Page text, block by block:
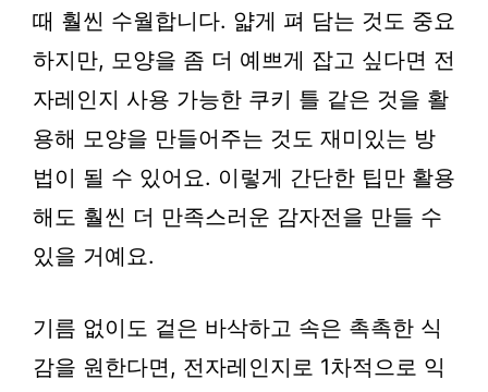
때 훨씬 수월합니다. 얇게 펴 담는 것도 중요
하지만, 모양을 좀 더 예쁘게 잡고 싶다면 전
자레인지 사용 가능한 쿠키 틀 같은 것을 활
용해 모양을 만들어주는 것도 재미있는 방
법이 될 수 있어요. 이렇게 간단한 팁만 활용
해도 훨씬 더 만족스러운 감자전을 만들 수
있을 거예요.
기름 없이도 겉은 바삭하고 속은 촉촉한 식
감을 원한다면, 전자레인지로 1차적으로 익